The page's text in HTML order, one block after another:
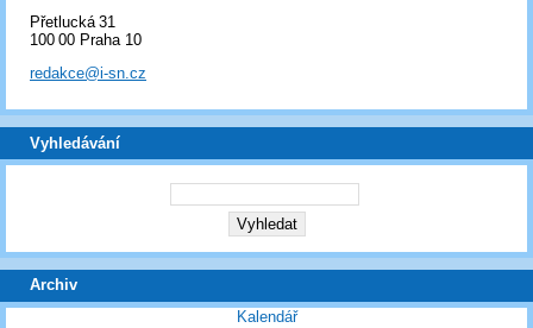
Přetlucká 31
100 00 Praha 10
redakce@i-sn.cz
Vyhledávání
Archiv
Kalendář